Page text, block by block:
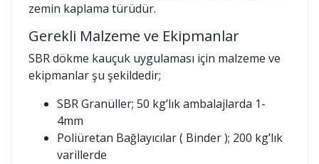
zemin kaplama türüdür.
Gerekli Malzeme ve Ekipmanlar
SBR dökme kauçuk uygulaması için malzeme ve
ekipmanlar şu şekildedir;
SBR Granüller; 50 kg’lık ambalajlarda 1-
4mm
Poliüretan Bağlayıcılar ( Binder ); 200 kg’lık
varillerde